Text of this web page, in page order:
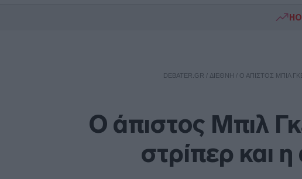
DEBATER.GR / ΔΙΕΘΝΗ / Ο ΆΠΙΣΤΟΣ ΜΠΙΛ
Ο άπιστος Μπιλ
στρίπερ και